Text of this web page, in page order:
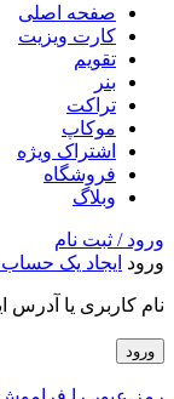
صفحه اصلی
کارت ویزیت
تقویم
بنر
تراکت
موکاپ
اشتراک ویژه
فروشگاه
وبلاگ
ورود / ثبت نام
ورود ایجاد یک
نام کاربری یا آدرس
ورود